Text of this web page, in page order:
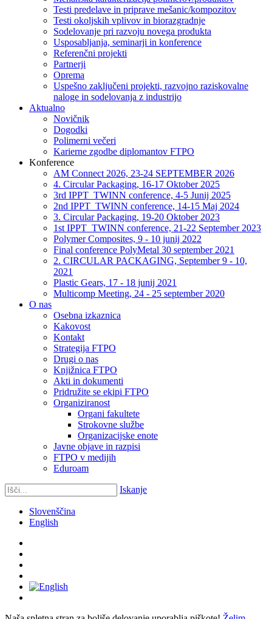
Testi predelave in priprave mešanic/kompozitov
Testi okoljskih vplivov in biorazgradnje
Sodelovanje pri razvoju novega produkta
Usposabljanja, seminarji in konference
Referenčni projekti
Partnerji
Oprema
Uspešno zaključeni projekti, razvojno raziskovalne
naloge in sodelovanja z industrijo
Aktualno
Novičnik
Dogodki
Polimerni večeri
Karierne zgodbe diplomantov FTPO
Konference
AM Connect 2026, 23-24 SEPTEMBER 2026
4. Circular Packaging, 16-17 Oktober 2025
3rd IPPT_TWINN conference, 4-5 Junij 2025
2nd IPPT_TWINN conference, 14-15 Maj 2024
3. Circular Packaging, 19-20 Oktober 2023
1st IPPT_TWINN conference, 21-22 September 2023
Polymer Composites, 9 - 10 junij 2022
Final conference PolyMetal 30 september 2021
2. CIRCULAR PACKAGING, September 9 - 10,
2021
Plastic Gears, 17 - 18 junij 2021
Multicomp Meeting, 24 - 25 september 2020
O nas
Osebna izkaznica
Kakovost
Kontakt
Strategija FTPO
Drugi o nas
Knjižnica FTPO
Akti in dokumenti
Pridružite se ekipi FTPO
Organiziranost
Organi fakultete
Strokovne službe
Organizacijske enote
Javne objave in razpisi
FTPO v medijih
Eduroam
Iskanje
Slovenščina
English